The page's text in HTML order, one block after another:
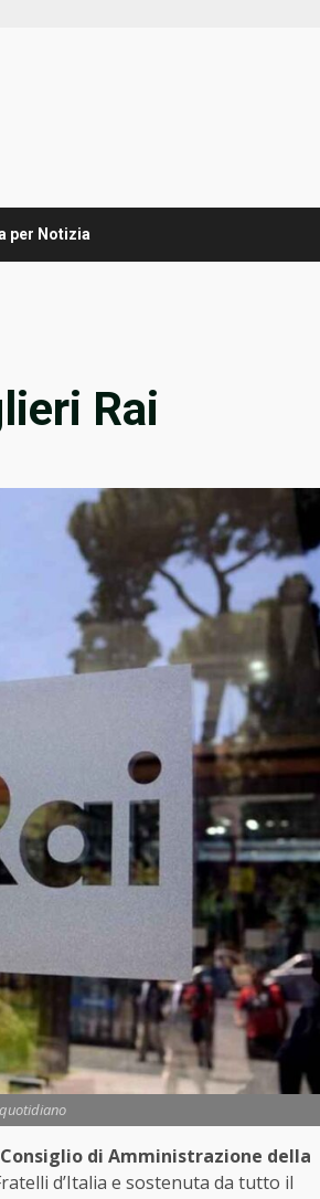
per Notizia
Rai
di Amministrazione della
d’Italia e sostenuta da tutto il